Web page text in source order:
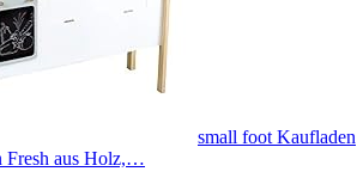
small foot Kaufladen
Fresh aus Holz,…